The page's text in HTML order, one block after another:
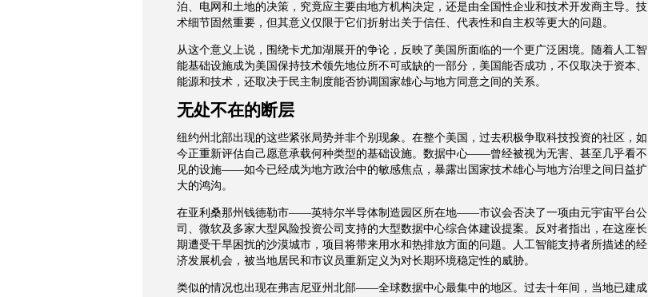
泊、电网和土地的决策，究竟应主要由地方机构决定，还是由全国性企业和技术开发商主导。技
术细节固然重要，但其意义仅限于它们折射出关于信任、代表性和自主权等更大的问题。
从这个意义上说，围绕卡尤加湖展开的争论，反映了美国所面临的一个更广泛困境。随着人工智
能基础设施成为美国保持技术领先地位所不可或缺的一部分，美国能否成功，不仅取决于资本、
能源和技术，还取决于民主制度能否协调国家雄心与地方同意之间的关系。
无处不在的断层
纽约州北部出现的这些紧张局势并非个别现象。在整个美国，过去积极争取科技投资的社区，如
今正重新评估自己愿意承载何种类型的基础设施。数据中心——曾经被视为无害、甚至几乎看不
见的设施——如今已经成为地方政治中的敏感焦点，暴露出国家技术雄心与地方治理之间日益扩
大的鸿沟。
在亚利桑那州钱德勒市——英特尔半导体制造园区所在地——市议会否决了一项由元宇宙平台公
司、微软及多家大型风险投资公司支持的大型数据中心综合体建设提案。反对者指出，在这座长
期遭受干旱困扰的沙漠城市，项目将带来用水和热排放方面的问题。人工智能支持者所描述的经
济发展机会，被当地居民和市议员重新定义为对长期环境稳定性的威胁。
类似的情况也出现在弗吉尼亚州北部——全球数据中心最集中的地区。过去十年间，当地已建成